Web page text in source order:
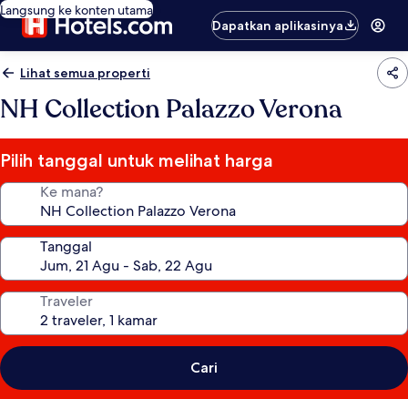
Langsung ke konten utama
Dapatkan aplikasinya
Lihat semua properti
NH Collection Palazzo Verona
Pilih tanggal untuk melihat harga
Ke mana?
Tanggal
Traveler
Cari